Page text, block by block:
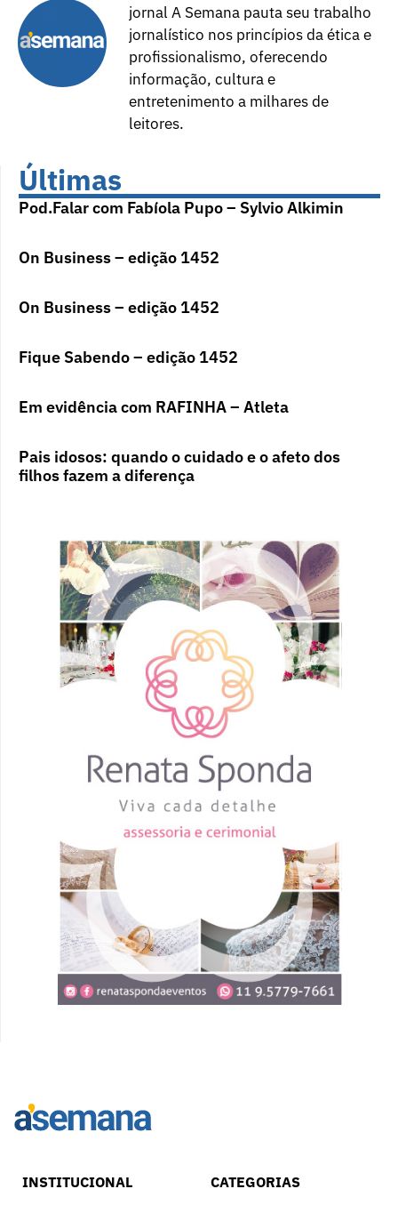
jornal A Semana pauta seu trabalho
jornalístico nos princípios da ética e
profissionalismo, oferecendo
informação, cultura e
entretenimento a milhares de
leitores.
Últimas
Pod.Falar com Fabíola Pupo – Sylvio Alkimin
On Business – edição 1452
On Business – edição 1452
Fique Sabendo – edição 1452
Em evidência com RAFINHA – Atleta
Pais idosos: quando o cuidado e o afeto dos
filhos fazem a diferença
INSTITUCIONAL CATEGORIAS